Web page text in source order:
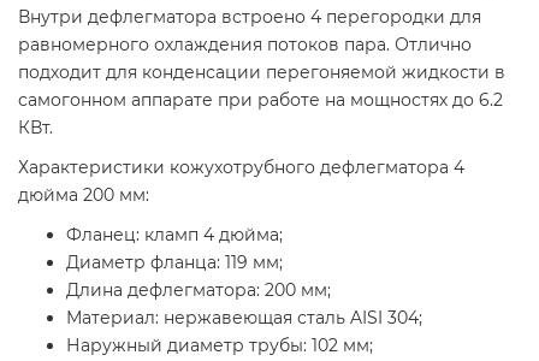
Внутри дефлегматора встроено 4 перегородки для
равномерного охлаждения потоков пара. Отлично
подходит для конденсации перегоняемой жидкости в
самогонном аппарате при работе на мощностях до 6.2
КВт.
Характеристики кожухотрубного дефлегматора 4
дюйма 200 мм:
Фланец: кламп 4 дюйма;
Диаметр фланца: 119 мм;
Длина дефлегматора: 200 мм;
Материал: нержавеющая сталь AISI 304;
Наружный диаметр трубы: 102 мм;